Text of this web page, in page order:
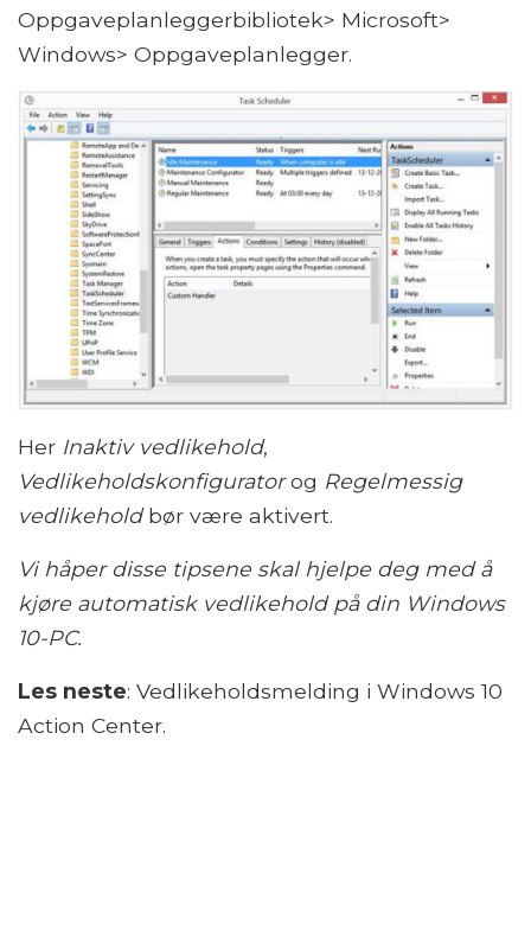
Oppgaveplanleggerbibliotek> Microsoft>
Windows> Oppgaveplanlegger.
Her Inaktiv vedlikehold,
Vedlikeholdskonfiguratorog Regelmessig
vedlikeholdbør være aktivert.
Vi håper disse tipsene skal hjelpe deg med å
kjøre automatisk vedlikehold på din Windows
10-PC.
Les neste: Vedlikeholdsmelding i Windows 10
Action Center.